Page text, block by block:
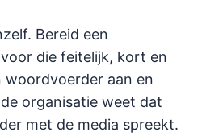
Bereid een
die feitelijk, kort en
woordvoerder aan en
organisatie weet dat
met de media spreekt.